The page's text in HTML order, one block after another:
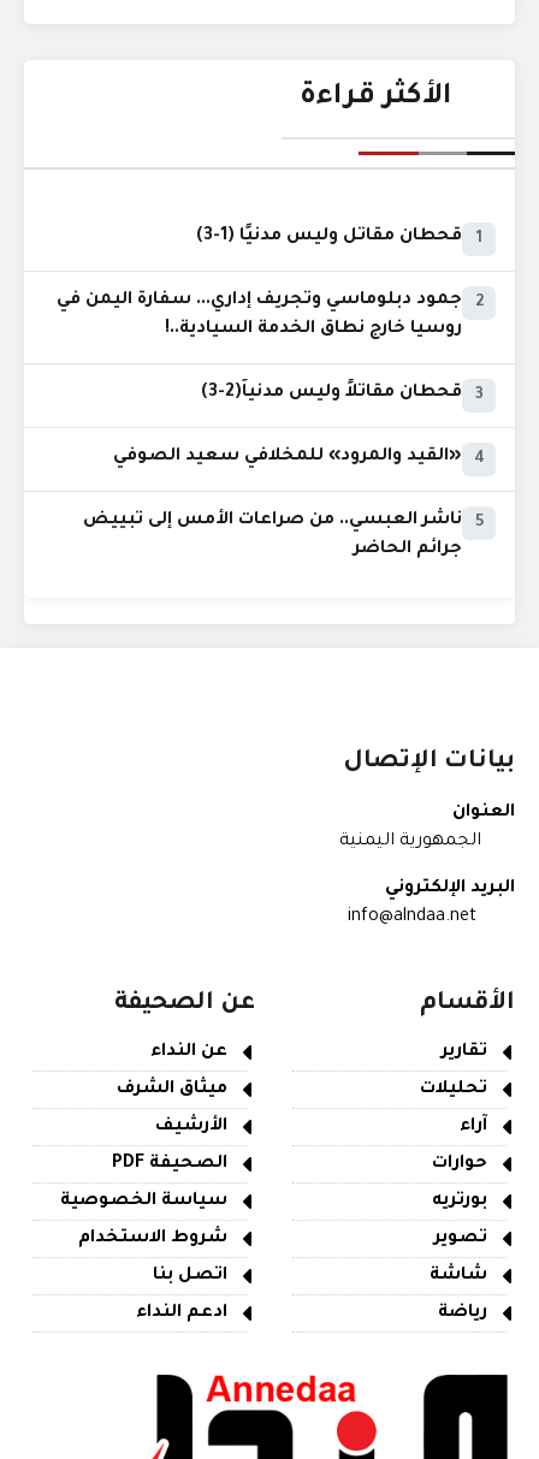
الأكثر قراءة
1 قحطان مقاتل وليس مدنيًا (1-3)
2
جمود دبلوماسي وتجريف إداري... سفارة اليمن في
روسيا خارج نطاق الخدمة السيادية..!
3 قحطان مقاتلاً وليس مدنياً(2-3)
4 «القيد والمرود» للمخلافي سعيد الصوفي
5
ناشر العبسي.. من صراعات الأمس إلى تبييض
جرائم الحاضر
بيانات الإتصال
العنوان
الجمهورية اليمنية
البريد الإلكتروني
info@alndaa.net
الأقسام
تقارير
تحليلات
آراء
حوارات
بورتريه
تصوير
شاشة
رياضة
عن الصحيفة
عن النداء
ميثاق الشرف
الأرشيف
الصحيفة PDF
سياسة الخصوصية
شروط الاستخدام
اتصل بنا
ادعم النداء